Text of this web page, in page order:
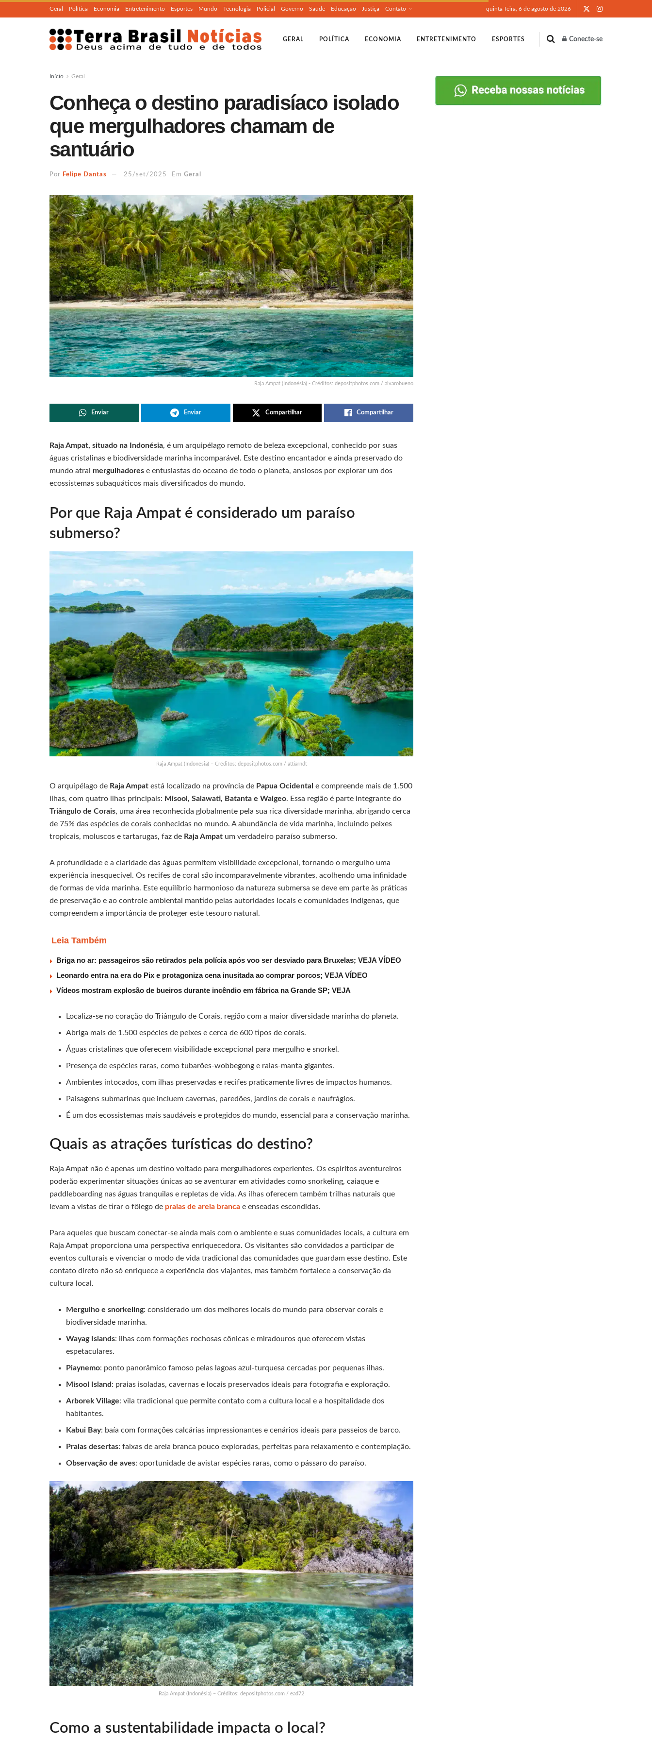
Geral Política Economia Entretenimento Esportes Mundo Tecnologia Policial Governo Saúde Educação Justiça Contato quinta-feira, 6 de agosto de 2026
GERAL POLÍTICA ECONOMIA ENTRETENIMENTO ESPORTES Conecte-se
Início Geral
Conheça o destino paradisíaco isolado
que mergulhadores chamam de
santuário
Por Felipe Dantas 25/set/2025 Em Geral
Raja Ampat (Indonésia) - Créditos: depositphotos.com / alvarobueno
Enviar Enviar Compartilhar Compartilhar
Raja Ampat, situado na Indonésia, é um arquipélago remoto de beleza excepcional, conhecido por suas
águas cristalinas e biodiversidade marinha incomparável. Este destino encantador e ainda preservado do
mundo atrai mergulhadores e entusiastas do oceano de todo o planeta, ansiosos por explorar um dos
ecossistemas subaquáticos mais diversificados do mundo.
Por que Raja Ampat é considerado um paraíso
submerso?
Raja Ampat (Indonésia) – Créditos: depositphotos.com / attiarndt
O arquipélago de Raja Ampat está localizado na província de Papua Ocidental e compreende mais de 1.500
ilhas, com quatro ilhas principais: Misool, Salawati, Batanta e Waigeo. Essa região é parte integrante do
Triângulo de Corais, uma área reconhecida globalmente pela sua rica diversidade marinha, abrigando cerca
de 75% das espécies de corais conhecidas no mundo. A abundância de vida marinha, incluindo peixes
tropicais, moluscos e tartarugas, faz de Raja Ampat um verdadeiro paraíso submerso.
A profundidade e a claridade das águas permitem visibilidade excepcional, tornando o mergulho uma
experiência inesquecível. Os recifes de coral são incomparavelmente vibrantes, acolhendo uma infinidade
de formas de vida marinha. Este equilíbrio harmonioso da natureza submersa se deve em parte às práticas
de preservação e ao controle ambiental mantido pelas autoridades locais e comunidades indígenas, que
compreendem a importância de proteger este tesouro natural.
Leia Também
Briga no ar: passageiros são retirados pela polícia após voo ser desviado para Bruxelas; VEJA VÍDEO
Leonardo entra na era do Pix e protagoniza cena inusitada ao comprar porcos; VEJA VÍDEO
Vídeos mostram explosão de bueiros durante incêndio em fábrica na Grande SP; VEJA
Localiza-se no coração do Triângulo de Corais, região com a maior diversidade marinha do planeta.
Abriga mais de 1.500 espécies de peixes e cerca de 600 tipos de corais.
Águas cristalinas que oferecem visibilidade excepcional para mergulho e snorkel.
Presença de espécies raras, como tubarões-wobbegong e raias-manta gigantes.
Ambientes intocados, com ilhas preservadas e recifes praticamente livres de impactos humanos.
Paisagens submarinas que incluem cavernas, paredões, jardins de corais e naufrágios.
É um dos ecossistemas mais saudáveis e protegidos do mundo, essencial para a conservação marinha.
Quais as atrações turísticas do destino?
Raja Ampat não é apenas um destino voltado para mergulhadores experientes. Os espíritos aventureiros
poderão experimentar situações únicas ao se aventurar em atividades como snorkeling, caiaque e
paddleboarding nas águas tranquilas e repletas de vida. As ilhas oferecem também trilhas naturais que
levam a vistas de tirar o fôlego de praias de areia branca e enseadas escondidas.
Para aqueles que buscam conectar-se ainda mais com o ambiente e suas comunidades locais, a cultura em
Raja Ampat proporciona uma perspectiva enriquecedora. Os visitantes são convidados a participar de
eventos culturais e vivenciar o modo de vida tradicional das comunidades que guardam esse destino. Este
contato direto não só enriquece a experiência dos viajantes, mas também fortalece a conservação da
cultura local.
Mergulho e snorkeling: considerado um dos melhores locais do mundo para observar corais e
biodiversidade marinha.
Wayag Islands: ilhas com formações rochosas cônicas e miradouros que oferecem vistas
espetaculares.
Piaynemo: ponto panorâmico famoso pelas lagoas azul-turquesa cercadas por pequenas ilhas.
Misool Island: praias isoladas, cavernas e locais preservados ideais para fotografia e exploração.
Arborek Village: vila tradicional que permite contato com a cultura local e a hospitalidade dos
habitantes.
Kabui Bay: baía com formações calcárias impressionantes e cenários ideais para passeios de barco.
Praias desertas: faixas de areia branca pouco exploradas, perfeitas para relaxamento e contemplação.
Observação de aves: oportunidade de avistar espécies raras, como o pássaro do paraíso.
Raja Ampat (Indonésia) – Créditos: depositphotos.com / ead72
Como a sustentabilidade impacta o local?